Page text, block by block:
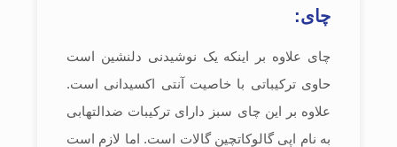
چای:
چای علاوه بر اینکه یک نوشیدنی دلنشین است
حاوی ترکیباتی با خاصیت آنتی اکسیدانی است.
علاوه بر این چای سبز دارای ترکیبات ضدالتهابی
به نام اپی گالوکاتچین گالات است. اما لازم است